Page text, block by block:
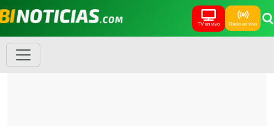
TV en vivo Radio en vivo